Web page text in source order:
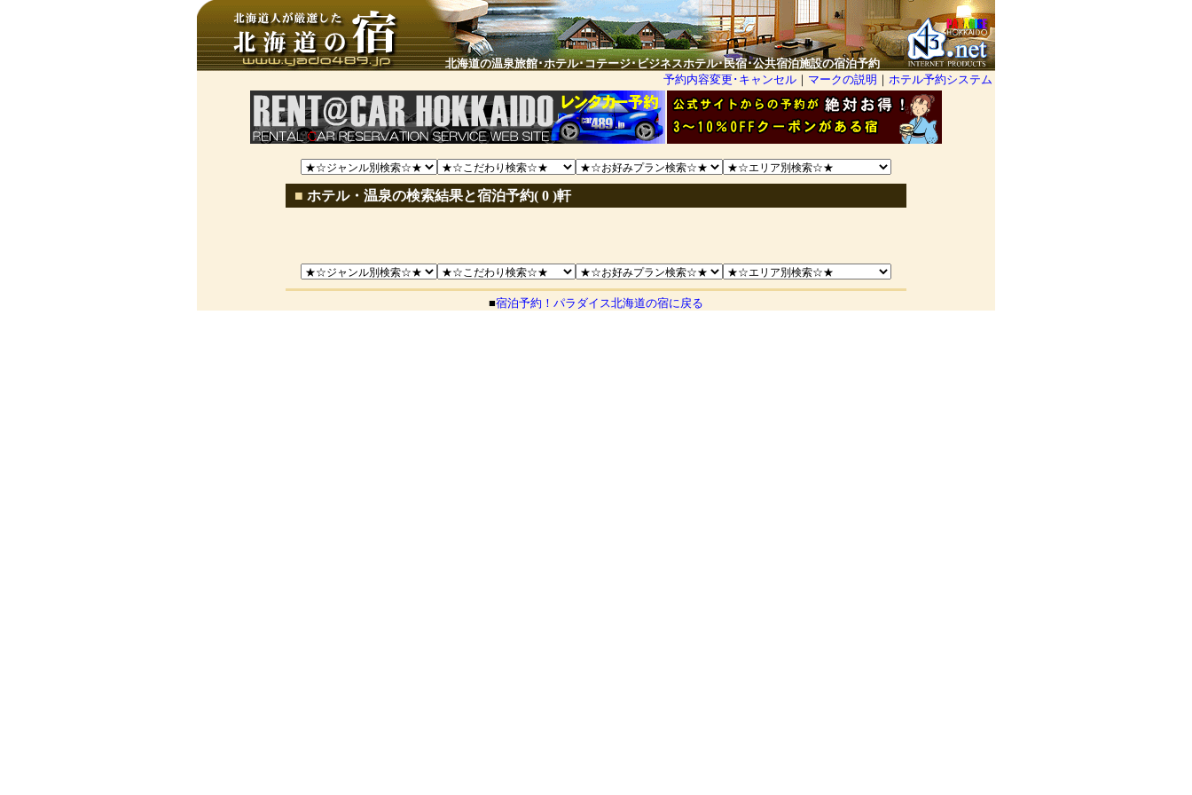
北海道の温泉旅館･ホテル･コテージ･ビジネスホテル･民宿･公共宿泊施設の宿泊予約
予約内容変更･キャンセル ｜ マークの説明 ｜ ホテル予約システム
■ ホテル・温泉の検索結果と宿泊予約( 0 )軒
■宿泊予約！パラダイス北海道の宿に戻る